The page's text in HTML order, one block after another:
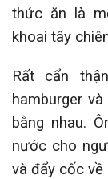
thức ăn là
khoai tây
Rất cẩn
hamburger
bằng nhau.
nước cho
và đẩy cốc về